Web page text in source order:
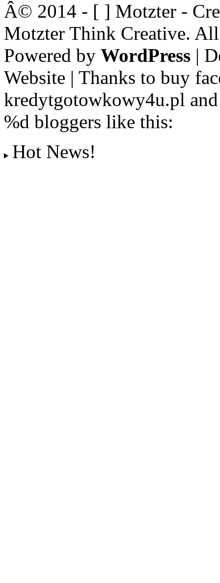
Â© 2014 - [ ] Motzter -
Motzter Think Creative.
Powered by WordPress |
Website | Thanks to buy
kredytgotowkowy4u.pl
%d bloggers like this:
Hot News!